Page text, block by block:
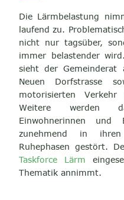
Die Lärmbelastung
laufend zu.
nicht nur tagsüber,
immer belastender
sieht der Gemeinderat
Neuen Dorfstrasse
motorisierten
Weitere werden
Einwohnerinnen und
zunehmend in
Ruhephasen gestört.
Taskforce Lärm
Thematik annimmt.